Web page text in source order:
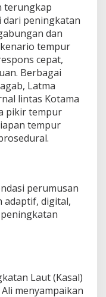
terungkap
dari peningkatan
dan
tempur
cepat,
Berbagai
Latma
lintas Kotama
pikir tempur
tempur
perumusan
adaptif, digital,
Laut (Kasal)
menyampaikan